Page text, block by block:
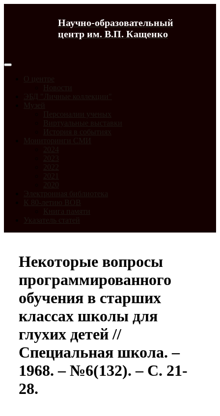
Научно-образовательный
центр им. В.П. Кащенко
О центре
Новости
ЭБД "Личные коллекции"
Музей
Персоналии ученых
Виртуальные выставки
История в событиях
Мониторинги СМИ
2024
2023
2022
2021
2020
Электронная библиотека
К 80-летию ВОВ
Книга памяти
Указатель статей
Некоторые вопросы
программированного
обучения в старших
классах школы для
глухих детей //
Специальная школа. –
1968. – №6(132). – С. 21-
28.